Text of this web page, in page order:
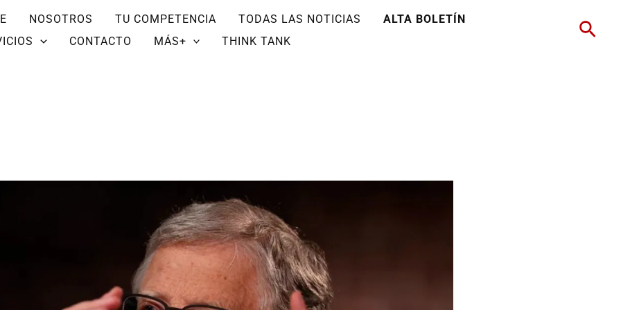
NOSOTROS TU COMPETENCIA TODAS LAS NOTICIAS
ALTA BOLETÍN
CONTACTO MÁS+ THINK TANK